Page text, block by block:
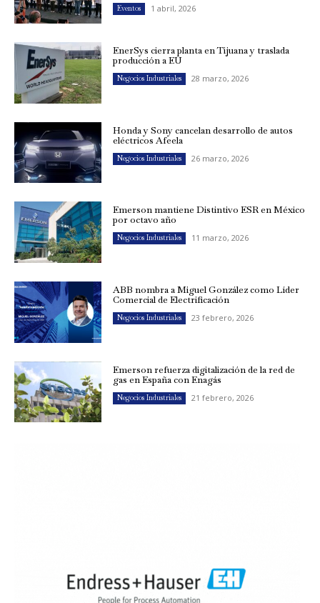
Eventos 1 abril, 2026
EnerSys cierra planta en Tijuana y traslada
producción a EU
Negocios Industriales 28 marzo, 2026
Honda y Sony cancelan desarrollo de autos
eléctricos Afeela
Negocios Industriales 26 marzo, 2026
Emerson mantiene Distintivo ESR en México
por octavo año
Negocios Industriales 11 marzo, 2026
ABB nombra a Miguel González como Líder
Comercial de Electrificación
Negocios Industriales 23 febrero, 2026
Emerson refuerza digitalización de la red de
gas en España con Enagás
Negocios Industriales 21 febrero, 2026